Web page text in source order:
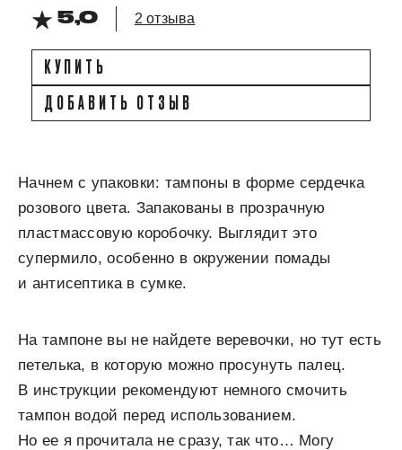
5,0
2 отзыва
КУПИТЬ
ДОБАВИТЬ ОТЗЫВ
Начнем с упаковки: тампоны в форме сердечка
розового цвета. Запакованы в прозрачную
пластмассовую коробочку. Выглядит это
супермило, особенно в окружении помады
и антисептика в сумке.
На тампоне вы не найдете веревочки, но тут есть
петелька, в которую можно просунуть палец.
В инструкции рекомендуют немного смочить
тампон водой перед использованием.
Но ее я прочитала не сразу, так что… Могу